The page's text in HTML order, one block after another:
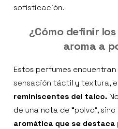
sofisticación.
¿Cómo definir
aroma a
Estos perfumes encuentran
sensación táctil y textura,
reminiscentes del talco.
de una nota de “polvo”,
aromática que se